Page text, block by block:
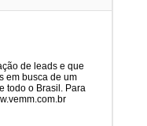
de leads e que
em busca de um
todo o Brasil. Para